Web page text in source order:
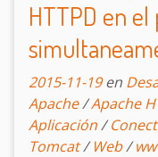
HTTPD en
2015-11-19 en
Apache/Apache
Aplicación/
Tomcat/Web/